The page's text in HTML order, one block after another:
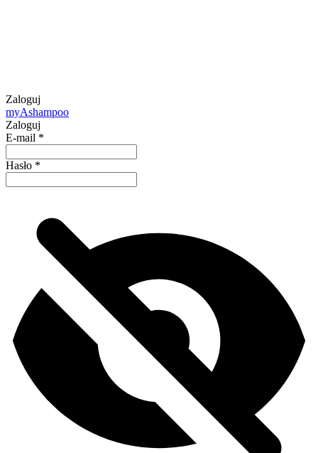
Zaloguj
myAshampoo
Zaloguj
E-mail *
Hasło *